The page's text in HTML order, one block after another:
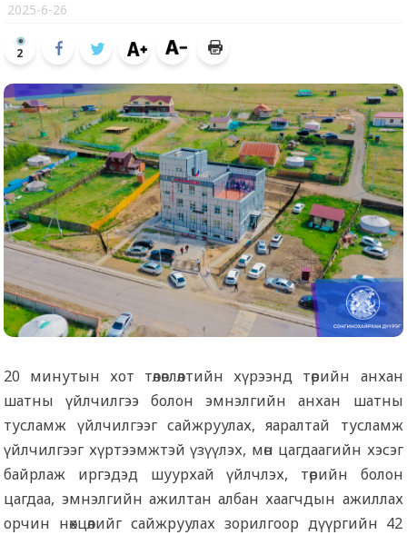
2025-6-26
2
20 минутын хот төлөвлөлтийн хүрээнд төрийн анхан
шатны үйлчилгээ болон эмнэлгийн анхан шатны
тусламж үйлчилгээг сайжруулах, яаралтай тусламж
үйлчилгээг хүртээмжтэй үзүүлэх, мөн цагдаагийн хэсэг
байрлаж иргэдэд шуурхай үйлчлэх, төрийн болон
цагдаа, эмнэлгийн ажилтан албан хаагчдын ажиллах
орчин нөхцөлийг сайжруулах зорилгоор дүүргийн 42